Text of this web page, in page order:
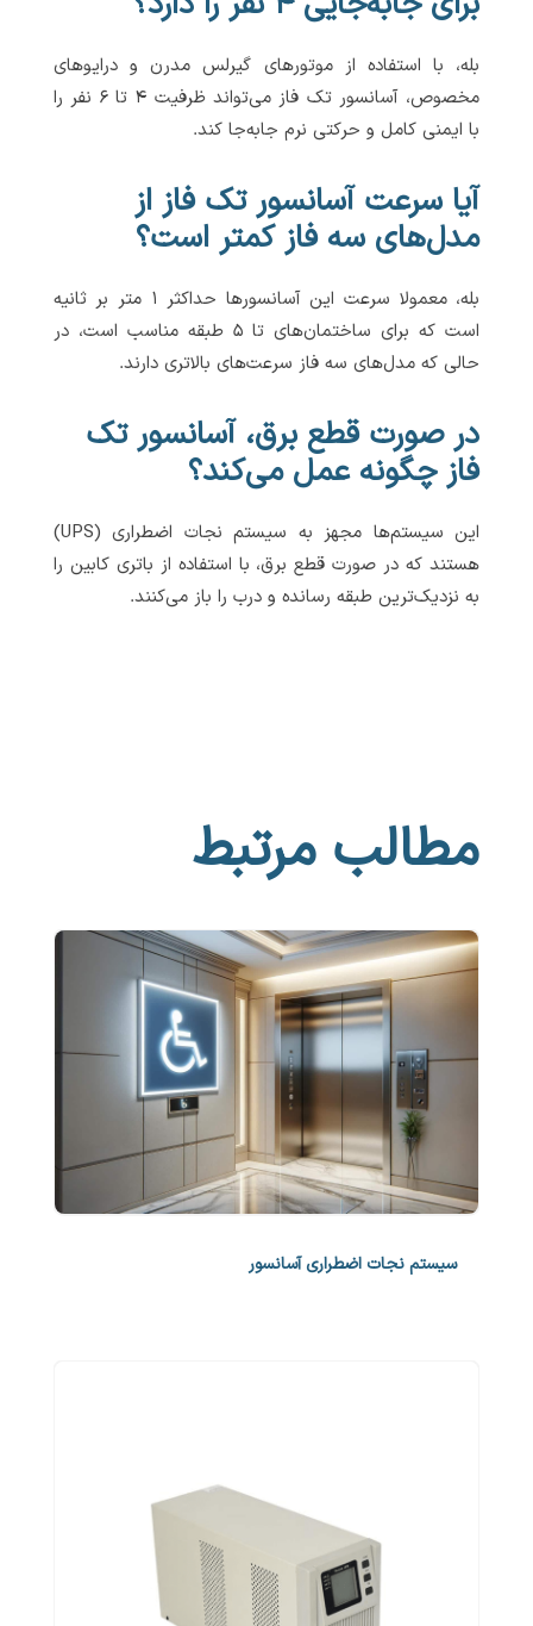
بله، با استفاده از موتورهای گیرلس مدرن و درایوهای
مخصوص، آسانسور تک فاز می‌تواند ظرفیت ۴ تا ۶ نفر را
با ایمنی کامل و حرکتی نرم جابه‌جا کند.
آیا سرعت آسانسور تک فاز از
مدل‌های سه فاز کمتر است؟
بله، معمولا سرعت این آسانسورها حداکثر ۱ متر بر ثانیه
است که برای ساختمان‌های تا ۵ طبقه مناسب است، در
حالی که مدل‌های سه فاز سرعت‌های بالاتری دارند.
در صورت قطع برق، آسانسور تک
فاز چگونه عمل می‌کند؟
این سیستم‌ها مجهز به سیستم نجات اضطراری (UPS)
هستند که در صورت قطع برق، با استفاده از باتری کابین را
به نزدیک‌ترین طبقه رسانده و درب را باز می‌کنند.
مطالب مرتبط
سیستم نجات اضطراری آسانسور